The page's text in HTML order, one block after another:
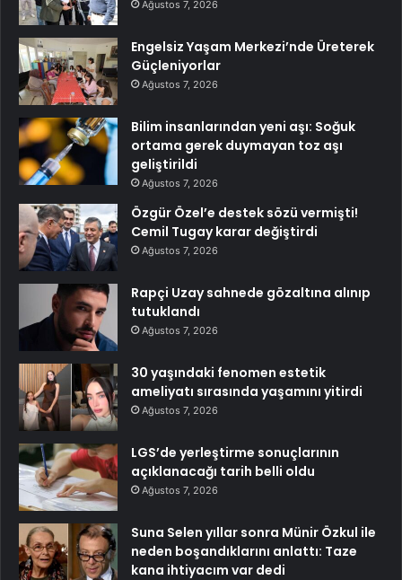
Ağustos 7, 2026
Engelsiz Yaşam Merkezi’nde Üreterek
Güçleniyorlar
Ağustos 7, 2026
Bilim insanlarından yeni aşı: Soğuk
ortama gerek duymayan toz aşı
geliştirildi
Ağustos 7, 2026
Özgür Özel’e destek sözü vermişti!
Cemil Tugay karar değiştirdi
Ağustos 7, 2026
Rapçi Uzay sahnede gözaltına alınıp
tutuklandı
Ağustos 7, 2026
30 yaşındaki fenomen estetik
ameliyatı sırasında yaşamını yitirdi
Ağustos 7, 2026
LGS’de yerleştirme sonuçlarının
açıklanacağı tarih belli oldu
Ağustos 7, 2026
Suna Selen yıllar sonra Münir Özkul ile
neden boşandıklarını anlattı: Taze
kana ihtiyacım var dedi